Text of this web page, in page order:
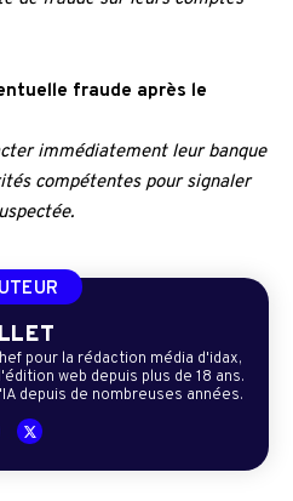
fraude après le
immédiatement leur banque
compétentes pour signaler
pour la rédaction média d'idax,
web depuis plus de 18 ans.
depuis de nombreuses années.